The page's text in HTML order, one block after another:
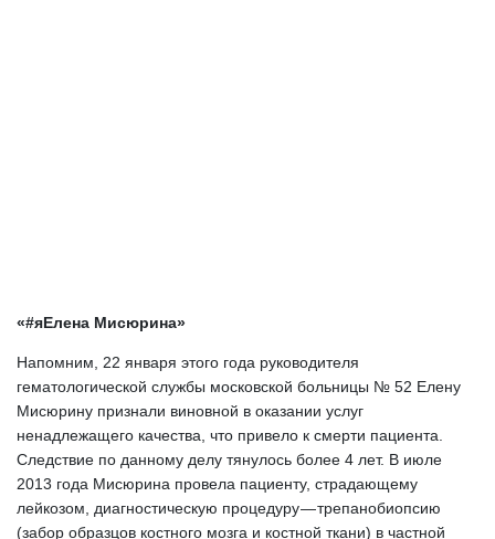
«#яЕлена Мисюрина»
Напомним, 22 января этого года руководителя
гематологической службы московской больницы № 52 Елену
Мисюрину признали виновной в оказании услуг
ненадлежащего качества, что привело к смерти пациента.
Следствие по данному делу тянулось более 4 лет. В июле
2013 года Мисюрина провела пациенту, страдающему
лейкозом,
диагностическую процедуру — трепанобиопсию
(забор образцов костного мозга и костной ткани) в частной